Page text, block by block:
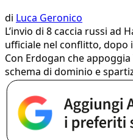
di Luca Geronico
L’invio di 8 caccia russi ad
ufficiale nel conflitto, dopo
Con Erdogan che
schema di dominio e